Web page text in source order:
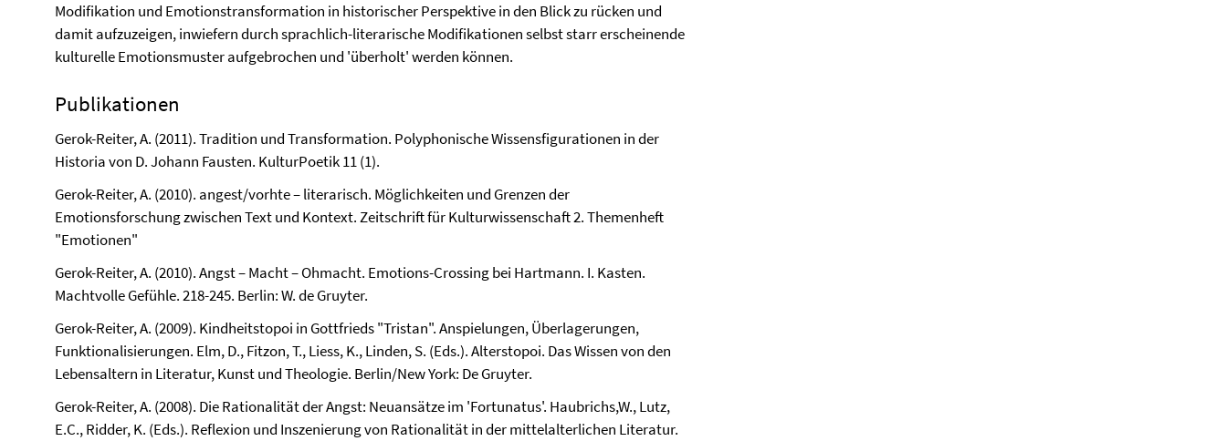
Modifikation und Emotionstransformation in historischer Perspektive in den Blick zu rücken und
damit aufzuzeigen, inwiefern durch sprachlich-literarische Modifikationen selbst starr erscheinende
kulturelle Emotionsmuster aufgebrochen und 'überholt' werden können.
Publikationen
Gerok-Reiter, A. (2011). Tradition und Transformation. Polyphonische Wissensfigurationen in der
Historia von D. Johann Fausten. KulturPoetik 11 (1).
Gerok-Reiter, A. (2010). angest/vorhte – literarisch. Möglichkeiten und Grenzen der
Emotionsforschung zwischen Text und Kontext. Zeitschrift für Kulturwissenschaft 2. Themenheft
"Emotionen"
Gerok-Reiter, A. (2010). Angst – Macht – Ohmacht. Emotions-Crossing bei Hartmann. I. Kasten.
Machtvolle Gefühle. 218-245. Berlin: W. de Gruyter.
Gerok-Reiter, A. (2009). Kindheitstopoi in Gottfrieds "Tristan". Anspielungen, Überlagerungen,
Funktionalisierungen. Elm, D., Fitzon, T., Liess, K., Linden, S. (Eds.). Alterstopoi. Das Wissen von den
Lebensaltern in Literatur, Kunst und Theologie. Berlin/New York: De Gruyter.
Gerok-Reiter, A. (2008). Die Rationalität der Angst: Neuansätze im 'Fortunatus'. Haubrichs,W., Lutz,
E.C., Ridder, K. (Eds.). Reflexion und Inszenierung von Rationalität in der mittelalterlichen Literatur.